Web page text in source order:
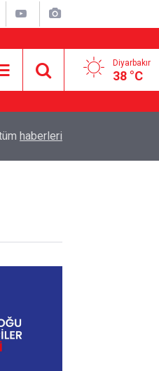
Diyarbakır
38 °C
maçı öncesi kardeşlik
haberleri